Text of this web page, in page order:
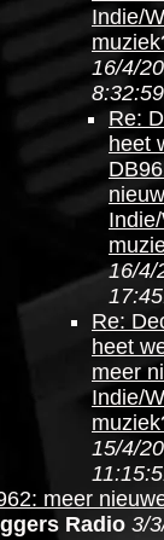
Indie/
16/4/
8:32:59
Re:
heet
16/4/
Re:
heet
meer
Indie/
15/4/
meer
Radio 3/